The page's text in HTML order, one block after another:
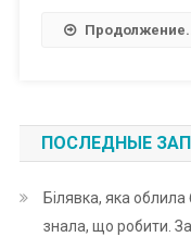
ПОСЛЕДНЫЕ
Білявка, яка
знала, що робити.